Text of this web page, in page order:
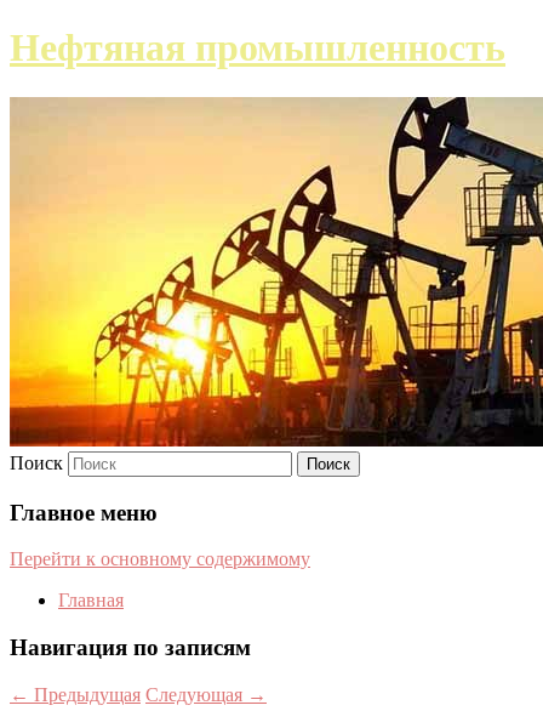
Нефтяная промышленность
Поиск
Главное меню
Перейти к основному содержимому
Главная
Навигация по записям
← Предыдущая Следующая →